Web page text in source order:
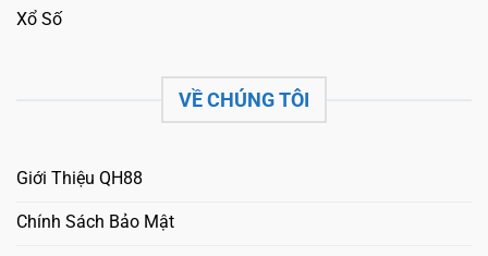
Xổ Số
VỀ CHÚNG TÔI
Giới Thiệu QH88
Chính Sách Bảo Mật